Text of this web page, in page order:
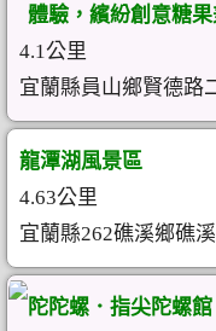
體驗，繽紛創意糖
4.1公里
宜蘭縣員山鄉賢德路
龍潭湖風景區
4.63公里
宜蘭縣262礁溪鄉礁
陀陀螺．指尖陀螺館